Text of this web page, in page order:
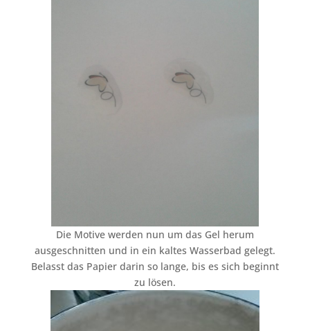
Die Motive werden nun um das Gel herum
ausgeschnitten und in ein kaltes Wasserbad gelegt.
Belasst das Papier darin so lange, bis es sich beginnt
zu lösen.